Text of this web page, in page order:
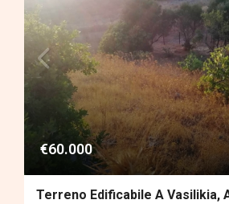
€60.000
Terreno Edificabile A Vasilikia,